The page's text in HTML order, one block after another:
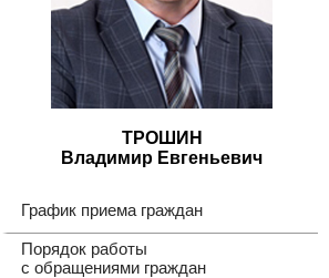
ТРОШИН
Владимир Евгеньевич
График приема граждан
Порядок работы
с обращениями граждан